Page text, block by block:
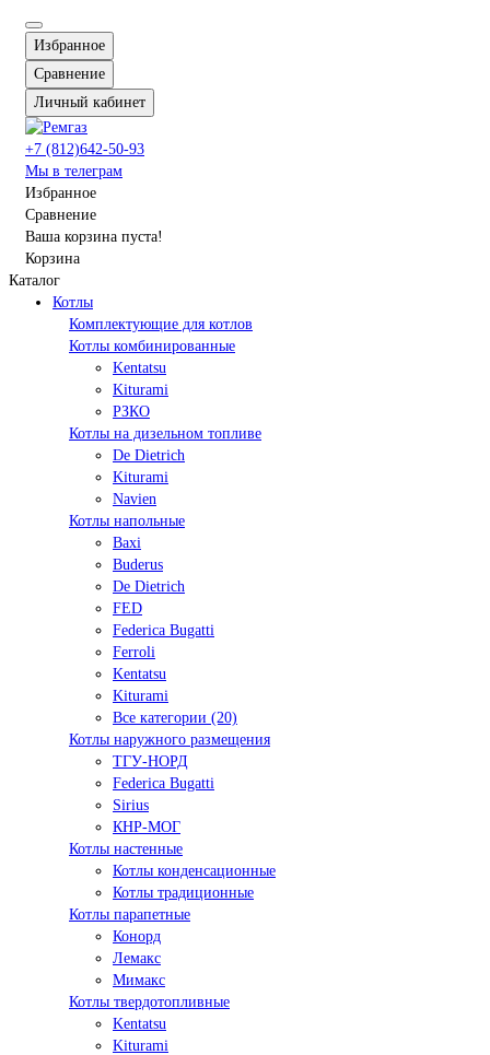
Избранное
Сравнение
Личный кабинет
+7 (812)642-50-93
Мы в телеграм
Избранное
Сравнение
Ваша корзина пуста!
Корзина
Каталог
Котлы
Комплектующие для котлов
Котлы комбинированные
Kentatsu
Kiturami
РЗКО
Котлы на дизельном топливе
De Dietrich
Kiturami
Navien
Котлы напольные
Baxi
Buderus
De Dietrich
FED
Federica Bugatti
Ferroli
Kentatsu
Kiturami
Все категории (20)
Котлы наружного размещения
ТГУ-НОРД
Federica Bugatti
Sirius
КНР-МОГ
Котлы настенные
Котлы конденсационные
Котлы традиционные
Котлы парапетные
Конорд
Лемакс
Мимакс
Котлы твердотопливные
Kentatsu
Kiturami